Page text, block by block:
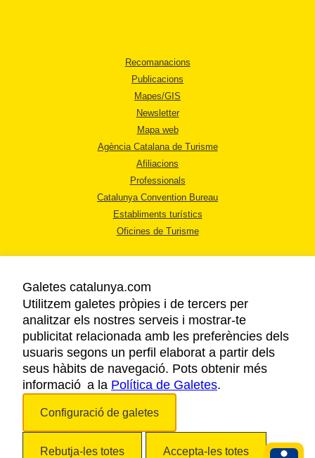
Recomanacions
Publicacions
Mapes/GIS
Newsletter
Mapa web
Agència Catalana de Turisme
Afiliacions
Professionals
Catalunya Convention Bureau
Establiments turístics
Oficines de Turisme
AVÍS LEGAL
POLÍTICA DE PRIVACITAT
COOKIES
ACCESSIBILITAT
Galetes catalunya.com
Utilitzem galetes pròpies i de tercers per
analitzar els nostres serveis i mostrar-te
publicitat relacionada amb les preferències dels
usuaris segons un perfil elaborat a partir dels
seus hàbits de navegació. Pots obtenir més
informació a la Política de Galetes.
Configuració de galetes
Rebutja-les totes Accepta-les totes